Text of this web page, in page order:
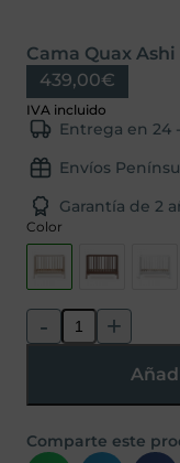
Cama Quax
439,00€
Entrega en 24
Envíos
Garantía de 2
Color
- +
Comparte este